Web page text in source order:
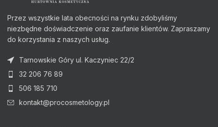
Przez wszystkie lata obecności na rynku zdobyliśmy
niezbędne doświadczenie oraz zaufanie klientów. Zapraszamy
do korzystania z naszych usług.
Tarnowskie Góry ul. Kaczyniec 22/2
32 206 76 89
506 185 710
kontakt@procosmetology.pl